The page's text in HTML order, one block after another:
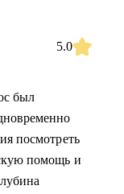
5.0
был
посмотреть
помощь и